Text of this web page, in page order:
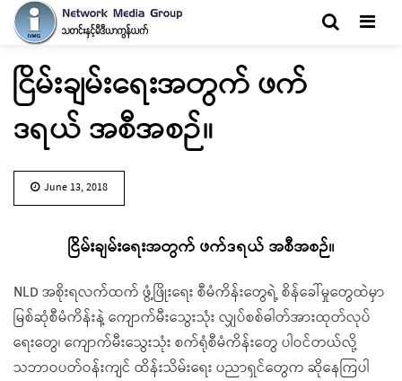
ငြိမ်းချမ်းရေးအတွက် ဖက်
ဒရယ် အစီအစဉ်။
June 13, 2018
ငြိမ်းချမ်းရေးအတွက် ဖက်ဒရယ် အစီအစဉ်။
NLD အစိုးရလက်ထက် ဖွံ့ဖြိုးရေး စီမံကိန်းတွေရဲ့ စိန်ခေါ်မှုတွေထဲမှာ
မြစ်ဆုံစီမံကိန်းနဲ့ ကျောက်မီးသွေးသုံး လျှပ်စစ်ဓါတ်အားထုတ်လုပ်
ရေးတွေ၊ ကျောက်မီးသွေးသုံး စက်ရုံစီမံကိန်းတွေ ပါဝင်တယ်လို့
သဘာဝပတ်ဝန်းကျင် ထိန်းသိမ်းရေး ပညာရှင်တွေက ဆိုနေကြပါ